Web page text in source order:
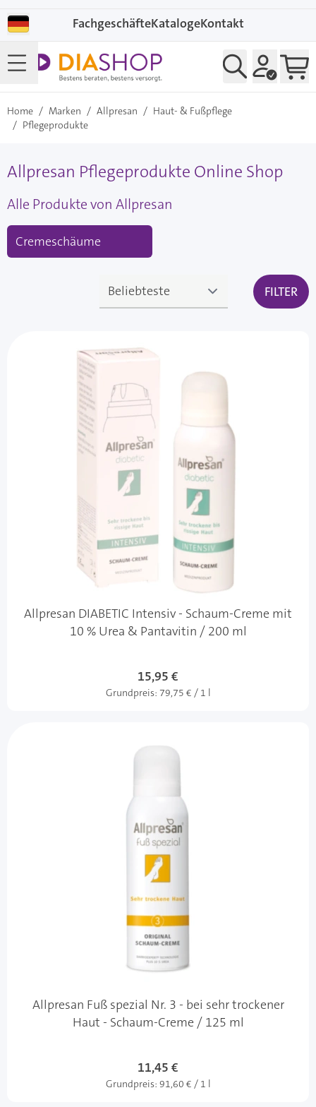
FachgeschäfteKatalogeKontakt
Home / Marken / Allpresan / Haut- & Fußpflege
/ Pflegeprodukte
Allpresan Pflegeprodukte Online Shop
Alle Produkte von Allpresan
Cremeschäume
FILTER
Allpresan DIABETIC Intensiv - Schaum-Creme mit
10 % Urea & Pantavitin / 200 ml
15,95 €
Grundpreis: 79,75 € / 1 l
Allpresan Fuß spezial Nr. 3 - bei sehr trockener
Haut - Schaum-Creme / 125 ml
11,45 €
Grundpreis: 91,60 € / 1 l